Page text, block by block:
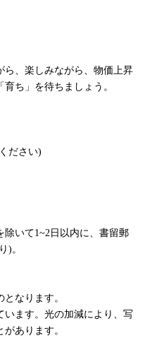
ら、楽しみながら、物価上昇
ち」を待ちましょう。
ださい)
いて1~2日以内に、書留郵
)。
なります。
います。光の加減により、写
あります。